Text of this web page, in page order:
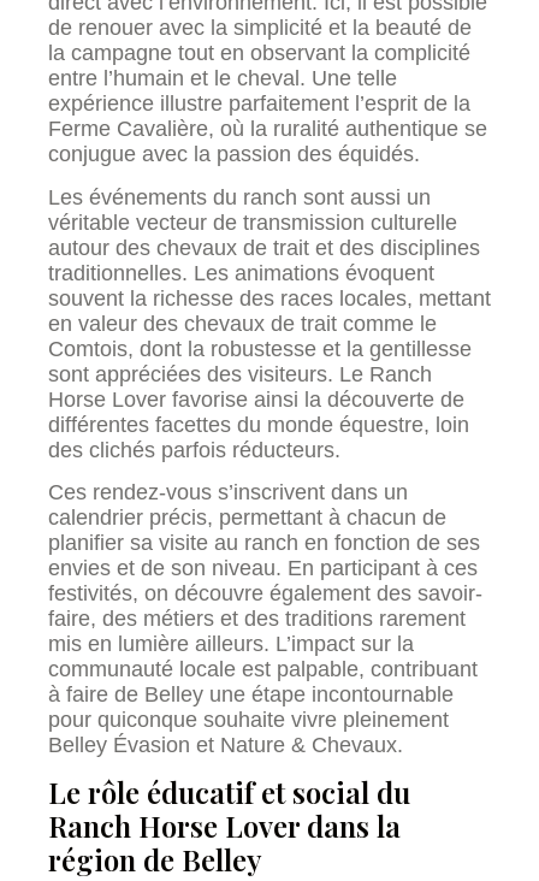
de renouer avec la simplicité et la beauté de
la campagne tout en observant la complicité
entre l’humain et le cheval. Une telle
expérience illustre parfaitement l’esprit de la
Ferme Cavalière, où la ruralité authentique se
conjugue avec la passion des équidés.
Les événements du ranch sont aussi un
véritable vecteur de transmission culturelle
autour des chevaux de trait et des disciplines
traditionnelles. Les animations évoquent
souvent la richesse des races locales, mettant
en valeur des chevaux de trait comme le
Comtois, dont la robustesse et la gentillesse
sont appréciées des visiteurs. Le Ranch
Horse Lover favorise ainsi la découverte de
différentes facettes du monde équestre, loin
des clichés parfois réducteurs.
Ces rendez-vous s’inscrivent dans un
calendrier précis, permettant à chacun de
planifier sa visite au ranch en fonction de ses
envies et de son niveau. En participant à ces
festivités, on découvre également des savoir-
faire, des métiers et des traditions rarement
mis en lumière ailleurs. L’impact sur la
communauté locale est palpable, contribuant
à faire de Belley une étape incontournable
pour quiconque souhaite vivre pleinement
Belley Évasion et Nature & Chevaux.
Le rôle éducatif et social du
Ranch Horse Lover dans la
région de Belley